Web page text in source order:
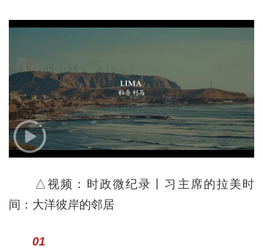
△视频：时政微纪录丨习主席的拉美时
间：大洋彼岸的邻居
01